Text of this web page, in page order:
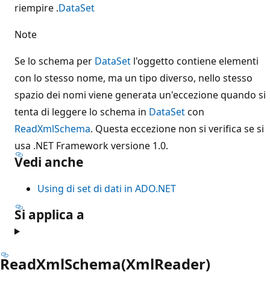
riempire .DataSet
Note
Se lo schema per DataSet l'oggetto contiene elementi
con lo stesso nome, ma un tipo diverso, nello stesso
spazio dei nomi viene generata un'eccezione quando si
tenta di leggere lo schema in DataSetcon
ReadXmlSchema. Questa eccezione non si verifica se si
usa .NET Framework versione 1.0.
Vedi anche
Using di set di dati in ADO.NET
Si applica a
ReadXmlSchema(XmlReader)